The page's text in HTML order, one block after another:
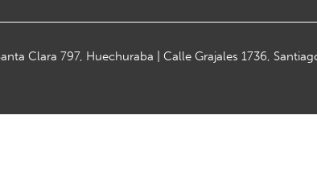
Clara 797, Huechuraba | Calle Grajales 1736,